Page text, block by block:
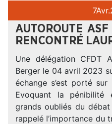
7Avr.
AUTOROUTE
RENCONTRÉ
Une délégation CFDT
Berger le 04 avril 2023
échange s’est porté
Evoquant la pénibilité
grands oubliés du
rappelé l’importance du